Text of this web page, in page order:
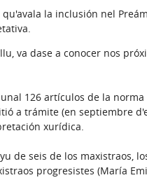
la inclusión nel
va dase a conocer nos
126 artículos de la norma
a trámite (en septiembre
xurídica.
de seis de los maxistraos,
progresistes (María